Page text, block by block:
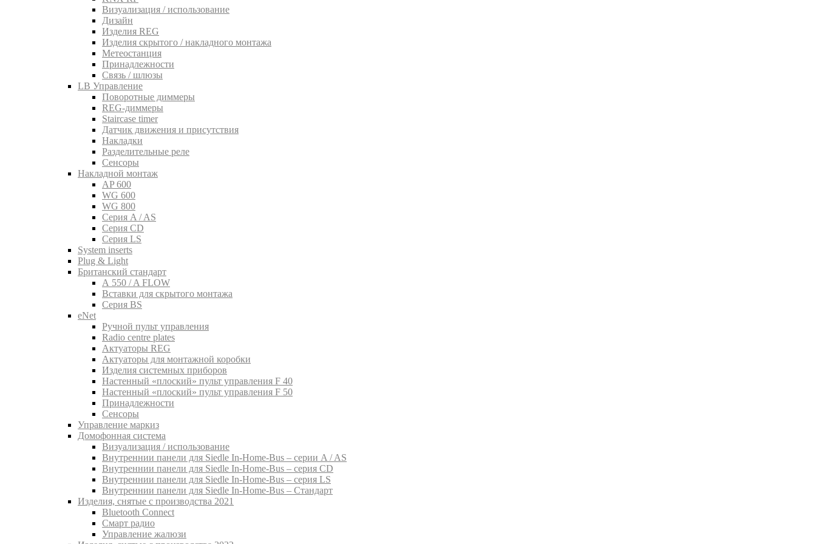
Визуализация / использование
Дизайн
Изделия REG
Изделия скрытого / накладного монтажа
Метеостанция
Принадлежности
Связь / шлюзы
LB Управление
Поворотные диммеры
REG-диммеры
Staircase timer
Датчик движения и присутствия
Накладки
Разделительные реле
Сенсоры
Накладной монтаж
AP 600
WG 600
WG 800
Серия A / AS
Серия CD
Серия LS
System inserts
Plug & Light
Британский стандарт
A 550 / A FLOW
Вставки для скрытого монтажа
Серия BS
eNet
Pучной пульт управления
Radio centre plates
Актуаторы REG
Актуаторы для монтажной коробки
Изделия системных приборов
Настенный «плоский» пульт управления F 40
Настенный «плоский» пульт управления F 50
Принадлежности
Сенсоры
Управление маркиз
Домофонная система
Визуализация / использование
Внутреннии панели для Siedle In-Home-Bus – серии A / AS
Внутреннии панели для Siedle In-Home-Bus – серия CD
Внутреннии панели для Siedle In-Home-Bus – серия LS
Внутреннии панели для Siedle In-Home-Bus – Стандарт
Изделия, снятые с производства 2021
Bluetooth Connect
Смарт радио
Управление жалюзи